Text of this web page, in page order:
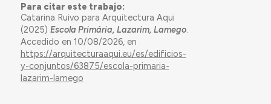
Para citar este trabajo:
Catarina Ruivo para Arquitectura Aqui
(2025) Escola Primária, Lazarim, Lamego.
Accedido en 10/08/2026, en
https://arquitecturaaqui.eu/es/edificios-
y-conjuntos/63875/escola-primaria-
lazarim-lamego